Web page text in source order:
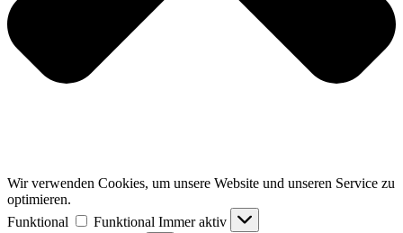
Wir verwenden Cookies, um unsere Website und unseren Service zu
optimieren.
Funktional
Funktional Immer aktiv